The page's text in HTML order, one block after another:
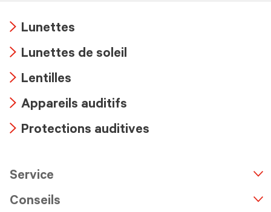
icon
Lunettes
icon
Lunettes de soleil
icon
Lentilles
icon
Appareils auditifs
Protections auditives
Service
Conseils